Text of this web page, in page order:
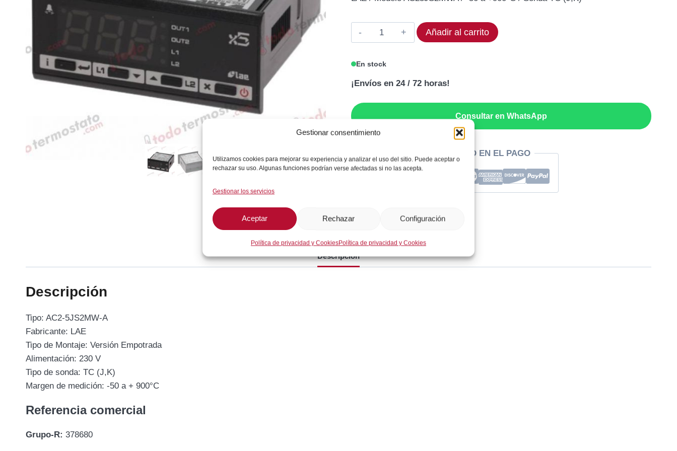
Gestionar consentimiento
Utilizamos cookies para mejorar su experiencia y analizar el uso del sitio. Puede aceptar o
rechazar su uso. Algunas funciones podrían verse afectadas si no las acepta.
Gestionar los servicios
Aceptar Rechazar Configuración
Política de privacidad y CookiesPolítica de privacidad y Cookies
era:
166,87€.
es:
133,50€.
Termostato
LAE
Rango
-50
Añadir al carrito
En stock
¡Envíos en 24 / 72 horas!
Consultar en WhatsApp
GARANTÍA DE SEGURIDAD EN EL PAGO
AC25JS2MWA
Frío Comercial / Industrial
Descripción
Descripción
Tipo: AC2-5JS2MW-A
Fabricante: LAE
Tipo de Montaje: Versión Empotrada
Alimentación: 230 V
Tipo de sonda: TC (J,K)
Margen de medición: -50 a + 900°C
Referencia comercial
Grupo-R: 378680